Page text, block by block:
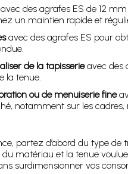
des agrafes ES de 12
un maintien rapide et
avec des agrafes ES pour
de la tapisserieavec des
la tenue.
ou de menuiserie fine
notamment sur les cadres,
partez d’abord du type
du matériau et la tenue
surdimensionner vos